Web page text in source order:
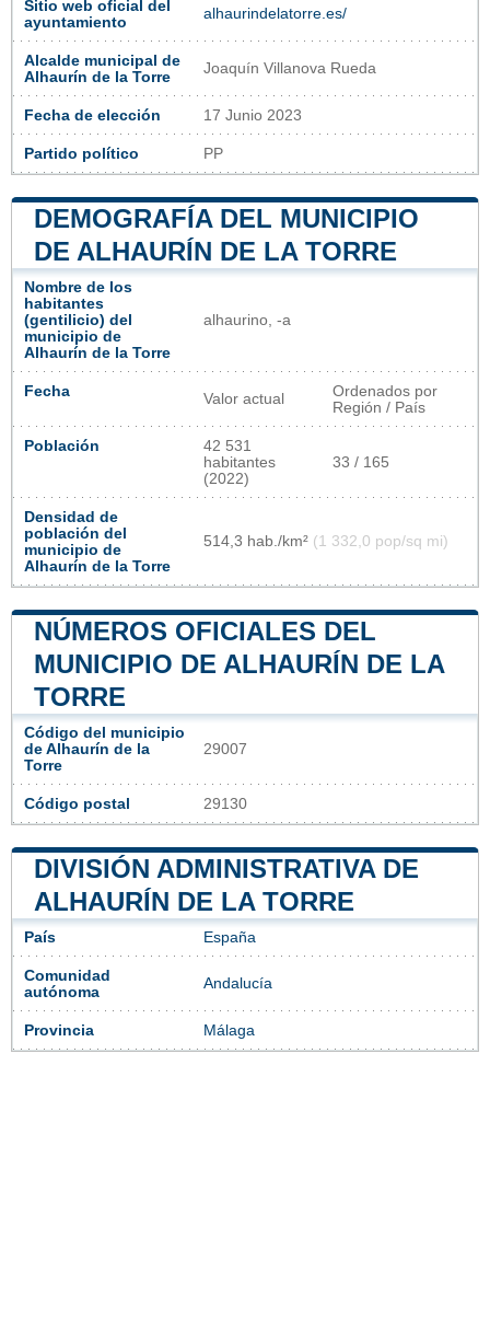
Sitio web oficial del
ayuntamiento
alhaurindelatorre.es/
Alcalde municipal de
Alhaurín de la Torre
Joaquín Villanova Rueda
Fecha de elección 17 Junio 2023
Partido político PP
DEMOGRAFÍA DEL MUNICIPIO
DE ALHAURÍN DE LA TORRE
Nombre de los
habitantes
(gentilicio) del
municipio de
Alhaurín de la Torre
alhaurino, -a
Fecha Valor actual
Ordenados por
Región / País
Población
42 531
habitantes
(2022)
33 / 165
Densidad de
población del
municipio de
Alhaurín de la Torre
514,3 hab./km² (1 332,0 pop/sq mi)
NÚMEROS OFICIALES DEL
MUNICIPIO DE ALHAURÍN DE LA
TORRE
Código del municipio
de Alhaurín de la
Torre
29007
Código postal 29130
DIVISIÓN ADMINISTRATIVA DE
ALHAURÍN DE LA TORRE
País España
Comunidad
autónoma
Andalucía
Provincia Málaga